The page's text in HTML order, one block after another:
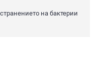
на бактерии